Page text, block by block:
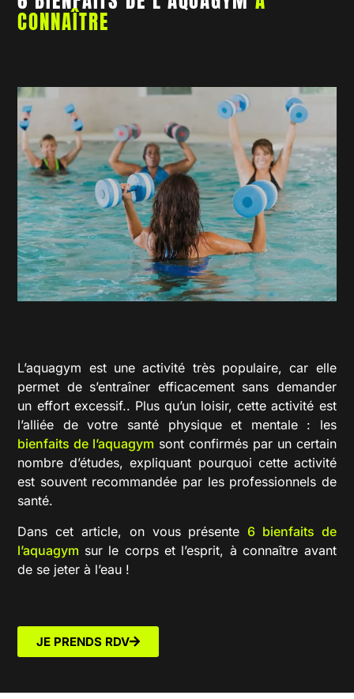
CONNAÎTRE
L’aquagym est une activité très populaire, car elle
permet de s’entraîner efficacement sans demander
un effort excessif.. Plus qu’un loisir, cette activité est
l’alliée de votre santé physique et mentale : les
bienfaits de l’aquagym sont confirmés par un certain
nombre d’études, expliquant pourquoi cette activité
est souvent recommandée par les professionnels de
santé.
Dans cet article, on vous présente6 bienfaits de
l’aquagym sur le corps et l’esprit, à connaître avant
de se jeter à l’eau !
JE PRENDS RDV